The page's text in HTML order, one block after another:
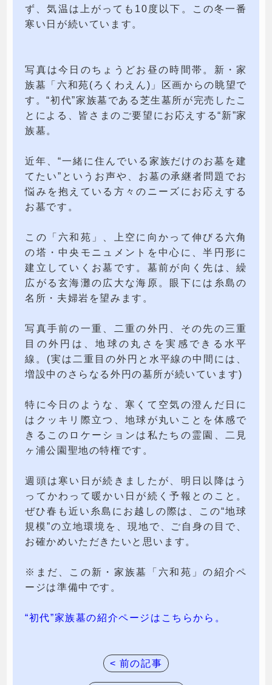
ず、気温は上がっても10度以下。この冬一番
寒い日が続いています。
写真は今日のちょうどお昼の時間帯。新・家
族墓「六和苑(ろくわえん)」区画からの眺望で
す。“初代”家族墓である芝生墓所が完売したこ
とによる、皆さまのご要望にお応えする“新”家
族墓。
近年、“一緒に住んでいる家族だけのお墓を建
てたい”というお声や、お墓の承継者問題でお
悩みを抱えている方々のニーズにお応えする
お墓です。
この「六和苑」、上空に向かって伸びる六角
の塔・中央モニュメントを中心に、半円形に
建立していくお墓です。墓前が向く先は、繰
広がる玄海灘の広大な海原。眼下には糸島の
名所・夫婦岩を望みます。
写真手前の一重、二重の外円、その先の三重
目の外円は、地球の丸さを実感できる水平
線。(実は二重目の外円と水平線の中間には、
増設中のさらなる外円の墓所が続いています)
特に今日のような、寒くて空気の澄んだ日に
はクッキリ際立つ、地球が丸いことを体感で
きるこのロケーションは私たちの霊園、二見
ヶ浦公園聖地の特権です。
週頭は寒い日が続きましたが、明日以降はう
ってかわって暖かい日が続く予報とのこと。
ぜひ春も近い糸島にお越しの際は、この“地球
規模”の立地環境を、現地で、ご自身の目で、
お確かめいただきたいと思います。
※まだ、この新・家族墓「六和苑」の紹介ペ
ージは準備中です。
“初代”家族墓の紹介ページはこちらから。
< 前の記事